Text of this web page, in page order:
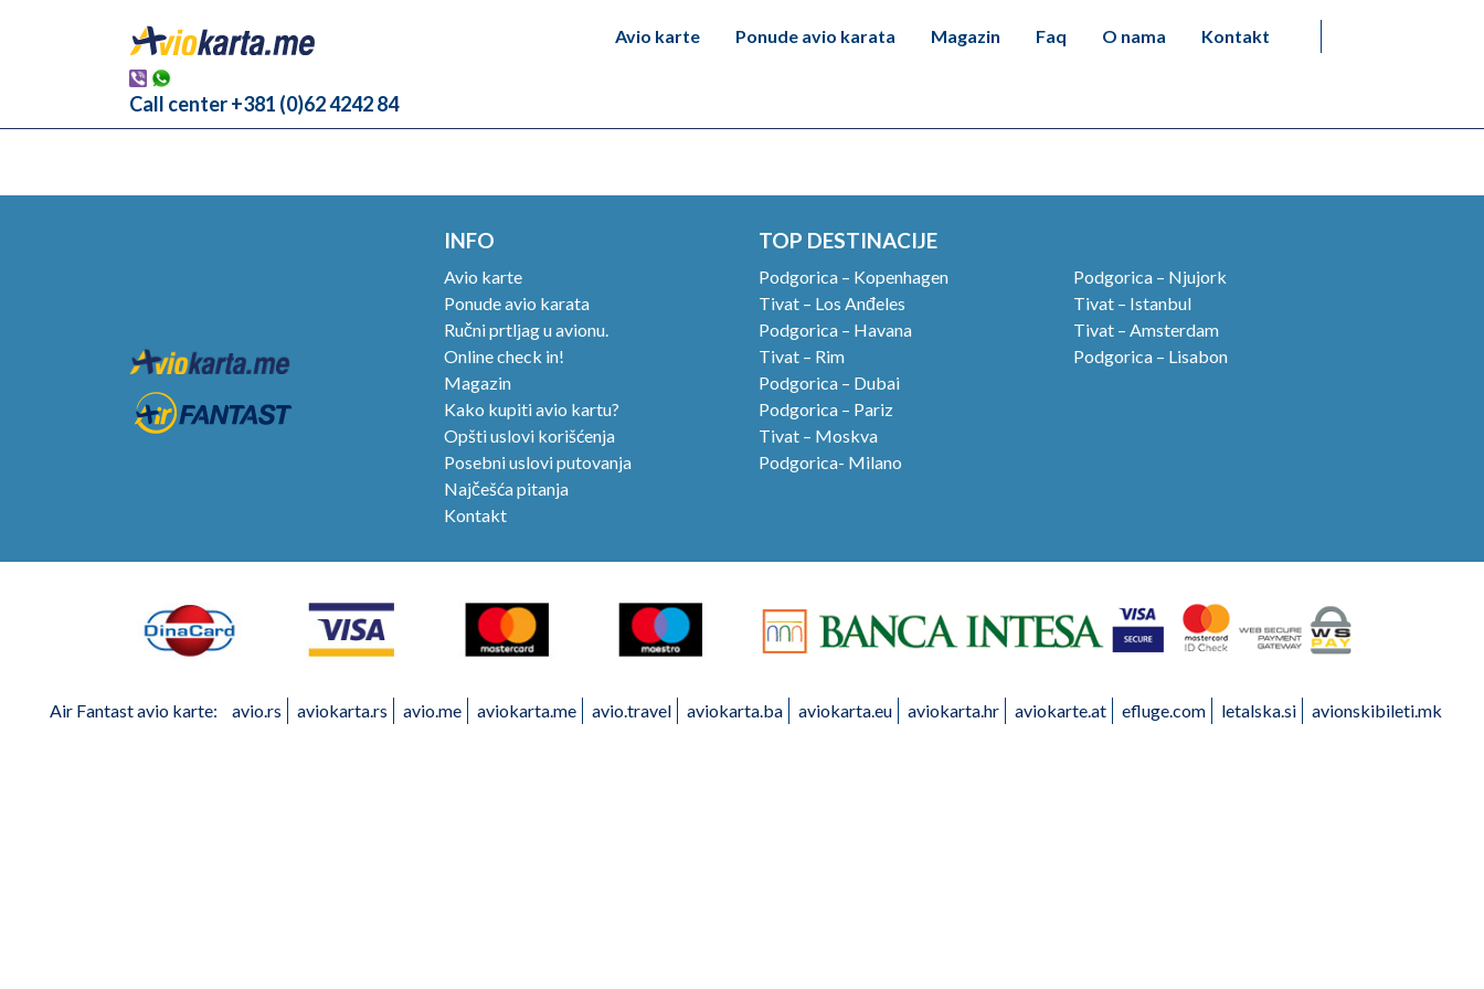
Avio karte
Ponude avio karata Magazin Faq O nama Kontakt
Call center +381 (0)62 4242 84
INFO
Avio karte
Ponude avio karata
Ručni prtljag u avionu.
Online check in!
Magazin
Kako kupiti avio kartu?
Opšti uslovi korišćenja
Posebni uslovi putovanja
Najčešća pitanja
Kontakt
TOP DESTINACIJE
Podgorica – Kopenhagen
Tivat – Los Anđeles
Podgorica – Havana
Tivat – Rim
Podgorica – Dubai
Podgorica – Pariz
Tivat – Moskva
Podgorica- Milano
Podgorica – Njujork
Tivat – Istanbul
Tivat – Amsterdam
Podgorica – Lisabon
Air Fantast avio karte: avio.rs aviokarta.rs avio.me aviokarta.me avio.travel aviokarta.ba aviokarta.eu aviokarta.hr aviokarte.at efluge.com letalska.si avionskibileti.mk